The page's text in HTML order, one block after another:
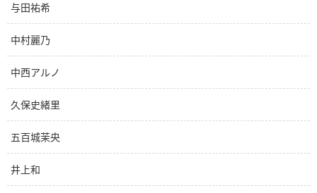
与田祐希
中村麗乃
中西アルノ
久保史緒里
五百城茉央
井上和